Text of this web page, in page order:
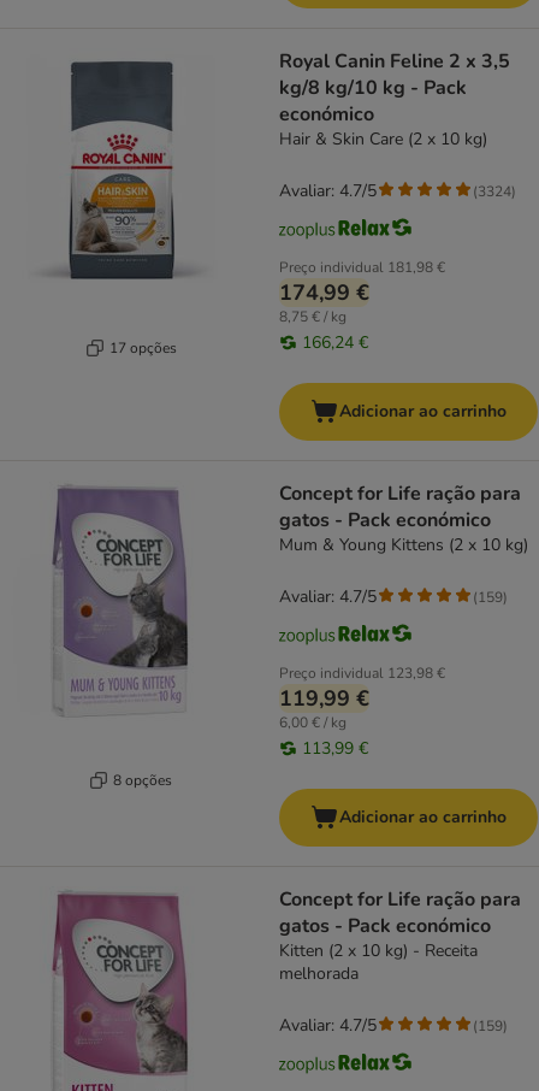
17 opções
Royal Canin Feline 2 x 3,5
kg/8 kg/10 kg - Pack
económico
Hair & Skin Care (2 x 10 kg)
Preço individual 181,98 €
174,99 €
8,75 € / kg
166,24 €
Avaliar: 4.7/5 (3324)
Adicionar ao carrinho
8 opções
Concept for Life ração para
gatos - Pack económico
Mum & Young Kittens (2 x 10 kg)
Preço individual 123,98 €
119,99 €
6,00 € / kg
113,99 €
Avaliar: 4.7/5 (159)
Adicionar ao carrinho
Concept for Life ração para
gatos - Pack económico
Kitten (2 x 10 kg) - Receita
melhorada
Avaliar: 4.7/5 (159)